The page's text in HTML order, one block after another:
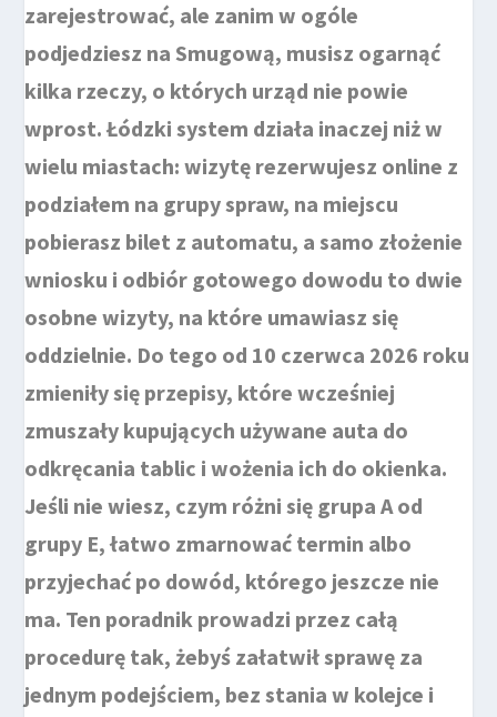
zarejestrować, ale zanim w ogóle
podjedziesz na Smugową, musisz ogarnąć
kilka rzeczy, o których urząd nie powie
wprost. Łódzki system działa inaczej niż w
wielu miastach: wizytę rezerwujesz online z
podziałem na grupy spraw, na miejscu
pobierasz bilet z automatu, a samo złożenie
wniosku i odbiór gotowego dowodu to dwie
osobne wizyty, na które umawiasz się
oddzielnie. Do tego od 10 czerwca 2026 roku
zmieniły się przepisy, które wcześniej
zmuszały kupujących używane auta do
odkręcania tablic i wożenia ich do okienka.
Jeśli nie wiesz, czym różni się grupa A od
grupy E, łatwo zmarnować termin albo
przyjechać po dowód, którego jeszcze nie
ma. Ten poradnik prowadzi przez całą
procedurę tak, żebyś załatwił sprawę za
jednym podejściem, bez stania w kolejce i